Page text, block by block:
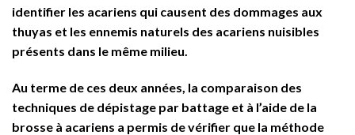
identifier les acariens qui causent des dommages aux
thuyas et les ennemis naturels des acariens nuisibles
présents dans le même milieu.
Au terme de ces deux années, la comparaison des
techniques de dépistage par battage et à l’aide de la
brosse à acariens a permis de vérifier que la méthode